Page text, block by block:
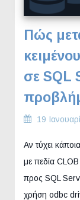
Πώς
σε SQL
19
Αν τύχει
με πεδία
προς SQL
χρήση odbc